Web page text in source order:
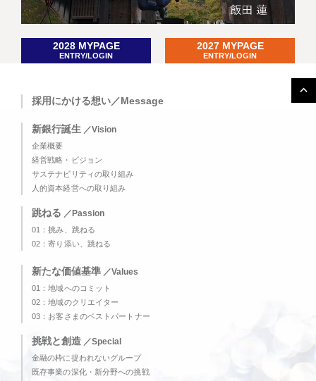
2028 MYPAGE
ENTRY/LOGIN
2027 MYPAGE
ENTRY/LOGIN
採用にかける想い／Message
新銀行誕生 ／Vision
企業概要
経営戦略・ビジョン
サステナビリティの取り組み
人的資本経営への取り組み
跳ねる ／Passion
01：挑み、跳ねる
02：寄り添い、跳ねる
新たな価値基準 ／Values
01：地域へのコミット
02：地域のクリエイター
03：お客さまのベストパートナー
挑戦と創造 ／Special
金融の枠に捉われないグループ
既存事業の深化・新分野への挑戦